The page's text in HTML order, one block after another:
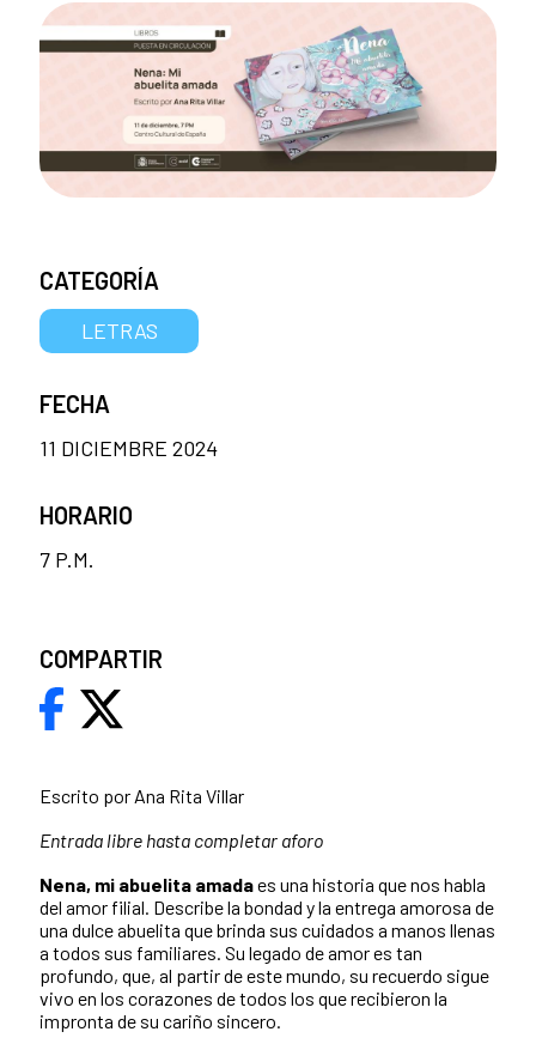
Escrito por Ana Rita Villar
Entrada libre hasta completar aforo
Nena, mi abuelita amadaes una historia que nos habla
del amor filial. Describe la bondad y la entrega amorosa de
una dulce abuelita que brinda sus cuidados a manos llenas
a todos sus familiares. Su legado de amor es tan
profundo, que, al partir de este mundo, su recuerdo sigue
vivo en los corazones de todos los que recibieron la
impronta de su cariño sincero.
CATEGORÍA
LETRAS
FECHA
11 DICIEMBRE 2024
HORARIO
7 P.M.
COMPARTIR